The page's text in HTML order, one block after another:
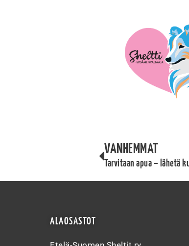
VANHEMMAT
ALAOSASTOT